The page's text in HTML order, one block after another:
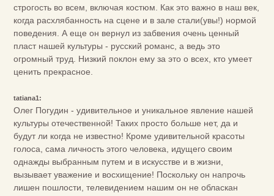
строгость во всем, включая костюм. Как это важно в наш век,
когда расхлябанность на сцене и в зале стали(увы!) нормой
поведения. А еще он вернул из забвения очень ценный
пласт нашей культуры - русский романс, а ведь это
огромный труд. Низкий поклон ему за это о всех, кто умеет
ценить прекрасное.
tatiana1:
Олег Погудин - удивительное и уникальное явление нашей
культуры отечественной! Таких просто больше нет, да и
будут ли когда не известно! Кроме удивительной красоты
голоса, сама личность этого человека, идущего своим
однажды выбранным путем и в искусстве и в жизни,
вызывает уважение и восхищение! Поскольку он напрочь
лишен пошлости, телевидением нашим он не обласкан